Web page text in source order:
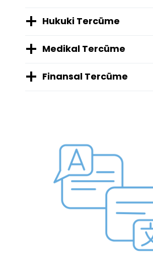
Hukuki Tercüme
Medikal Tercüme
Finansal Tercüme